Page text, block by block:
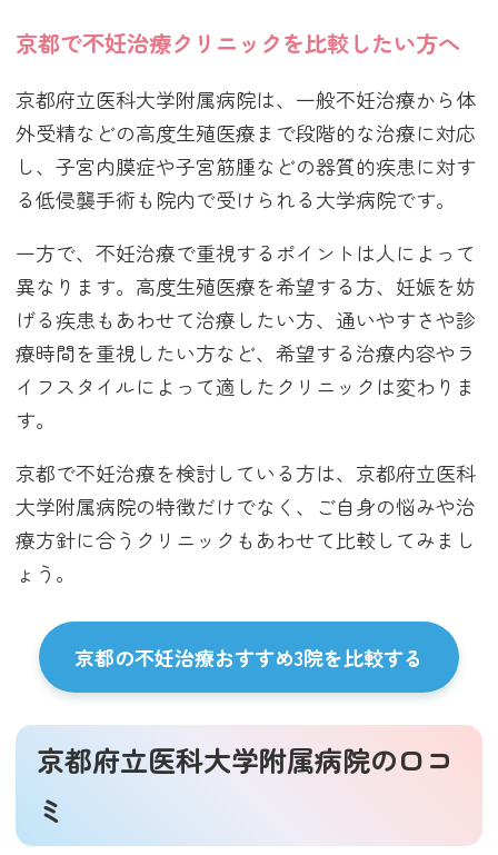
京都で不妊治療クリニックを比較したい方へ
京都府立医科大学附属病院は、一般不妊治療から体
外受精などの高度生殖医療まで段階的な治療に対応
し、子宮内膜症や子宮筋腫などの器質的疾患に対す
る低侵襲手術も院内で受けられる大学病院です。
一方で、不妊治療で重視するポイントは人によって
異なります。高度生殖医療を希望する方、妊娠を妨
げる疾患もあわせて治療したい方、通いやすさや診
療時間を重視したい方など、希望する治療内容やラ
イフスタイルによって適したクリニックは変わりま
す。
京都で不妊治療を検討している方は、京都府立医科
大学附属病院の特徴だけでなく、ご自身の悩みや治
療方針に合うクリニックもあわせて比較してみまし
ょう。
京都の不妊治療おすすめ3院を比較する
京都府立医科大学附属病院の口コ
ミ